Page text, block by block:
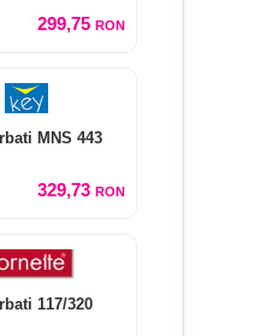
299,75 RON
MNS 443
329,73 RON
117/320